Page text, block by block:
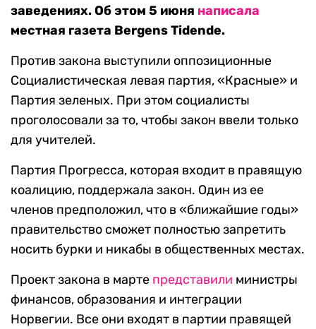
заведениях. Об этом 5 июня написала
местная газета Bergens Tidende.
Против закона выступили оппозиционные
Социалистическая левая партия, «Красные» и
Партия зеленых. При этом социалисты
проголосовали за то, чтобы закон ввели только
для учителей.
Партия Прогресса, которая входит в правящую
коалицию, поддержала закон. Один из ее
членов предположил, что в «ближайшие годы»
правительство сможет полностью запретить
носить бурки и никабы в общественных местах.
Проект закона в марте представили министры
финансов, образования и интеграции
Норвегии. Все они входят в партии правящей